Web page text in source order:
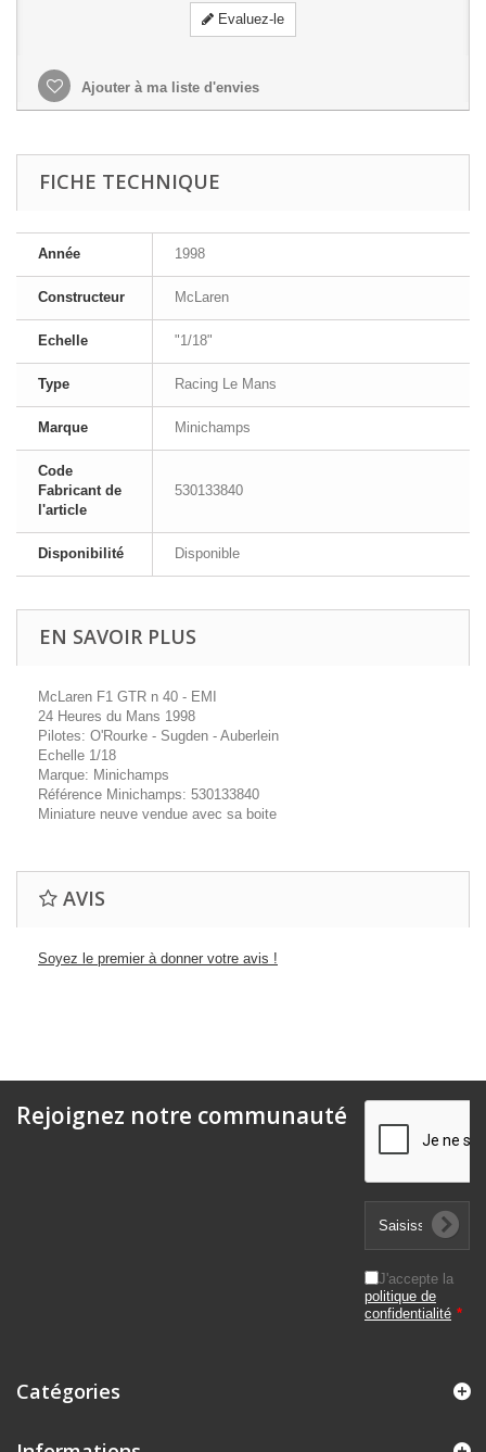
Evaluez-le
Ajouter à ma liste d'envies
FICHE TECHNIQUE
Année 1998
Constructeur McLaren
Echelle "1/18"
Type Racing Le Mans
Marque Minichamps
Code
Fabricant de
l'article
530133840
Disponibilité Disponible
EN SAVOIR PLUS
McLaren F1 GTR n 40 - EMI
24 Heures du Mans 1998
Pilotes: O'Rourke - Sugden - Auberlein
Echelle 1/18
Marque: Minichamps
Référence Minichamps: 530133840
Miniature neuve vendue avec sa boite
AVIS
Soyez le premier à donner votre avis !
Rejoignez notre communauté
J'accepte la
politique de
confidentialité *
Catégories